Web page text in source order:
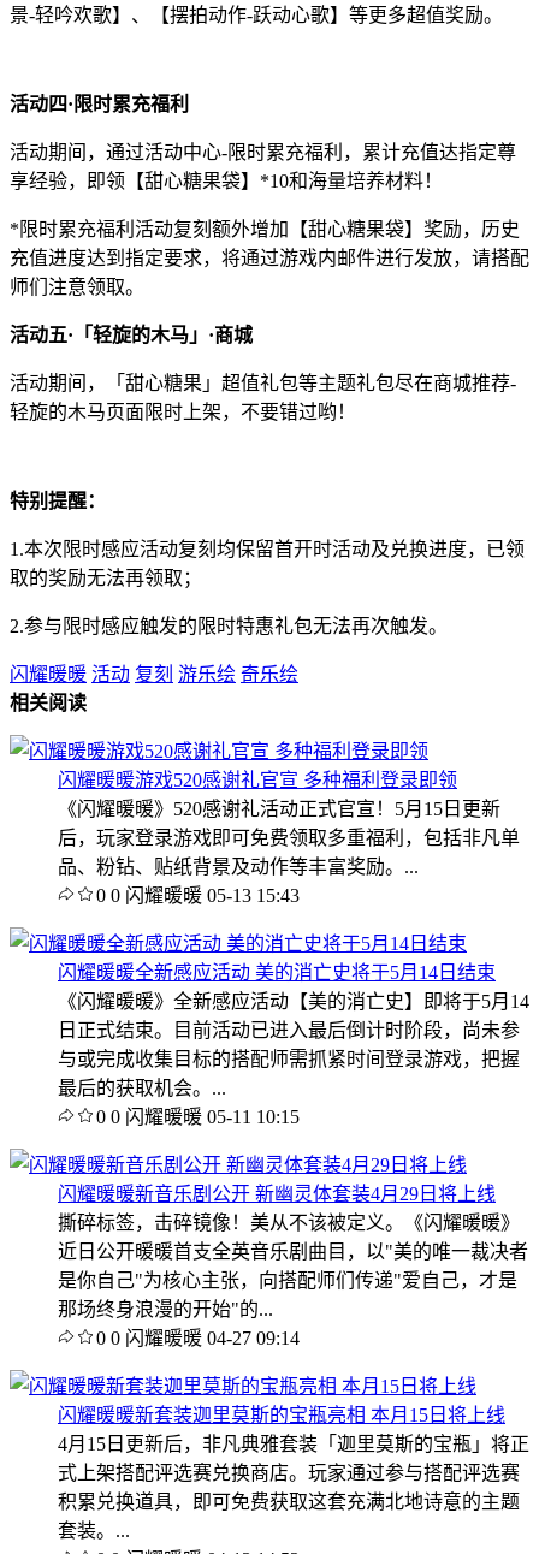
景-轻吟欢歌】、【摆拍动作-跃动心歌】等更多超值奖励。
活动四·限时累充福利
活动期间，通过活动中心-限时累充福利，累计充值达指定尊
享经验，即领【甜心糖果袋】*10和海量培养材料！
*限时累充福利活动复刻额外增加【甜心糖果袋】奖励，历史
充值进度达到指定要求，将通过游戏内邮件进行发放，请搭配
师们注意领取。
活动五·「轻旋的木马」·商城
活动期间，「甜心糖果」超值礼包等主题礼包尽在商城推荐-
轻旋的木马页面限时上架，不要错过哟！
特别提醒：
1.本次限时感应活动复刻均保留首开时活动及兑换进度，已领
取的奖励无法再领取；
2.参与限时感应触发的限时特惠礼包无法再次触发。
闪耀暖暖 活动 复刻 游乐绘 奇乐绘
相关阅读
闪耀暖暖游戏520感谢礼官宣 多种福利登录即领
《闪耀暖暖》520感谢礼活动正式官宣！5月15日更新
后，玩家登录游戏即可免费领取多重福利，包括非凡单
品、粉钻、贴纸背景及动作等丰富奖励。...
0 0 闪耀暖暖 05-13 15:43
闪耀暖暖全新感应活动 美的消亡史将于5月14日结束
《闪耀暖暖》全新感应活动【美的消亡史】即将于5月14
日正式结束。目前活动已进入最后倒计时阶段，尚未参
与或完成收集目标的搭配师需抓紧时间登录游戏，把握
最后的获取机会。...
0 0 闪耀暖暖 05-11 10:15
闪耀暖暖新音乐剧公开 新幽灵体套装4月29日将上线
撕碎标签，击碎镜像！美从不该被定义。《闪耀暖暖》
近日公开暖暖首支全英音乐剧曲目，以"美的唯一裁决者
是你自己"为核心主张，向搭配师们传递"爱自己，才是
那场终身浪漫的开始"的...
0 0 闪耀暖暖 04-27 09:14
闪耀暖暖新套装迦里莫斯的宝瓶亮相 本月15日将上线
4月15日更新后，非凡典雅套装「迦里莫斯的宝瓶」将正
式上架搭配评选赛兑换商店。玩家通过参与搭配评选赛
积累兑换道具，即可免费获取这套充满北地诗意的主题
套装。...